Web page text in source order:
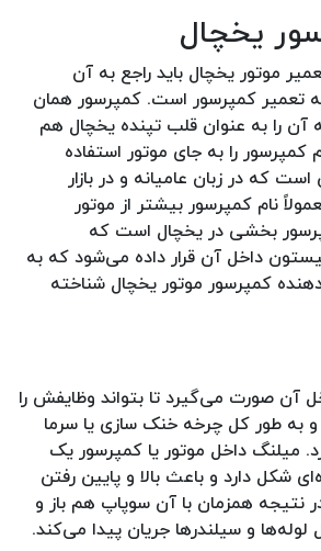
یخچال
موتور یخچال باید راجع به آن
تعمیر کمپرسور است. کمپرسور همان
را به عنوان قلب تپنده یخچال هم
را به جای موتور استفاده
که در زبان عامیانه و در بازار
نام کمپرسور بیشتر از موتور
بخشی در یخچال است که
داخل آن قرار داده می‌شود که به
کمپرسور موتور یخچال شناخته
آن صورت می‌گیرد تا بتواند وظایفش را
به طور کل چرخه خنک سازی یا سرما
میلنگ داخل موتور یا کمپرسور یک
شکل دارد و باعث بالا و پایین رفتن
نتیجه همزمان با آن سوپاپ هم باز و
و سیلندرها جریان پیدا می‌کند.